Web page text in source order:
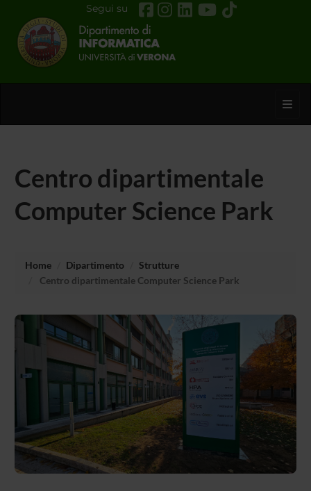
Segui su
Centro dipartimentale
Computer Science Park
Home Dipartimento
Strutture
Centro dipartimentale Computer Science Park